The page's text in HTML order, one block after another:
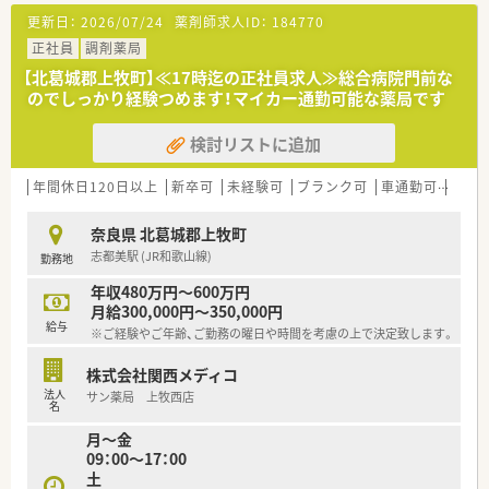
■ライフワークバランスも重視されており、有休取得率100％、
育休取得・復帰率100％、平均残業時間7ｈ/月、離職率5％など従
業員満足度は非常に高いです。
■ボトムアップ・地域連携・ライフワークバランスを実現してい
る結果、「優良企業ガイド 2018」にて奈良県1位を獲得！
更新日： 2026/07/24 薬剤師求人ID： 184770
正社員
調剤薬局
【北葛城郡上牧町】≪17時迄の正社員求人≫総合病院門前な
のでしっかり経験つめます！マイカー通勤可能な薬局です
検討リストに追加
年間休日120日以上 新卒可 未経験可 ブランク可 車通勤可
勤務地
奈良県 北葛城郡上牧町
志都美駅 (JR和歌山線)
給与
年収480万円～600万円
月給300,000円～350,000円
※ご経験やご年齢、ご勤務の曜日や時間を考慮の上で決定致します。
法人
名
株式会社関西メディコ
サン薬局 上牧西店
月～金
09：00～17：00
土